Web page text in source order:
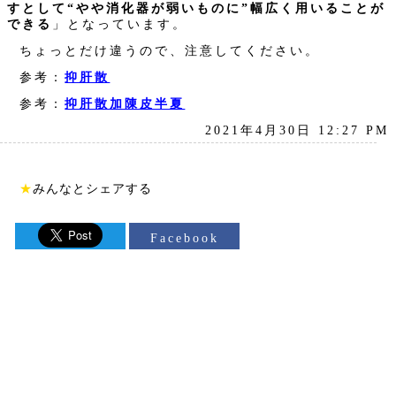
すとして“やや消化器が弱いものに”幅広く用いることが
できる 」となっています。
ちょっとだけ違うので、注意してください。
参考：抑肝散
参考：抑肝散加陳皮半夏
2021年4月30日 12:27 PM
★みんなとシェアする
Facebook